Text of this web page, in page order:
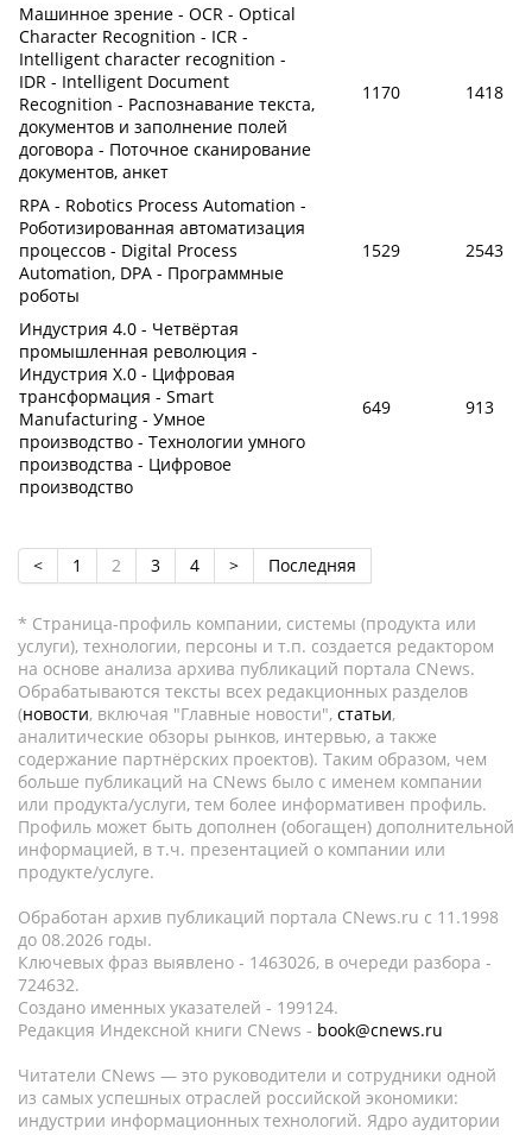
Машинное зрение - OCR - Optical
Character Recognition - ICR -
Intelligent character recognition -
IDR - Intelligent Document
Recognition - Распознавание текста,
документов и заполнение полей
договора - Поточное сканирование
документов, анкет
1170 1418
RPA - Robotics Process Automation -
Роботизированная автоматизация
процессов - Digital Process
Automation, DPA - Программные
роботы
1529 2543
Индустрия 4.0 - Четвёртая
промышленная революция -
Индустрия X.0 - Цифровая
трансформация - Smart
Manufacturing - Умное
производство - Технологии умного
производства - Цифровое
производство
649 913
< 1 2 3 4 > Последняя
* Страница-профиль компании, системы (продукта или
услуги), технологии, персоны и т.п. создается редактором
на основе анализа архива публикаций портала CNews.
Обрабатываются тексты всех редакционных разделов
(новости, включая "Главные новости", статьи,
аналитические обзоры рынков, интервью, а также
содержание партнёрских проектов). Таким образом, чем
больше публикаций на CNews было с именем компании
или продукта/услуги, тем более информативен профиль.
Профиль может быть дополнен (обогащен) дополнительной
информацией, в т.ч. презентацией о компании или
продукте/услуге.
Обработан архив публикаций портала CNews.ru c 11.1998
до 08.2026 годы.
Ключевых фраз выявлено - 1463026, в очереди разбора -
724632.
Создано именных указателей - 199124.
Редакция Индексной книги CNews - book@cnews.ru
Читатели CNews — это руководители и сотрудники одной
из самых успешных отраслей российской экономики:
индустрии информационных технологий. Ядро аудитории